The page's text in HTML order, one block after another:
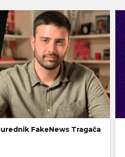
FakeNews Tragača